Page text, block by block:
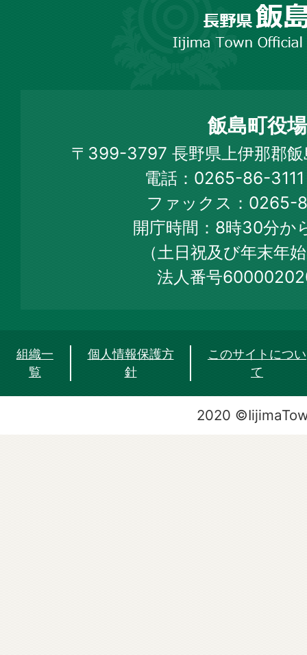
Town
Official
Web
Site
飯島町役場
〒399-3797 長野県上伊那郡
電話：0265-86-
ファックス：0265-
開庁時間：8時30分か
（土日祝及び年末年
法人番号
組織一
覧
個人情報保護方
針
このサイトについ
て
2020